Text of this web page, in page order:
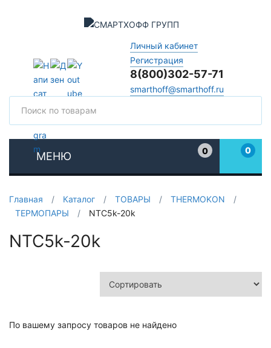
Личный кабинет
Регистрация
8(800)302-57-71
smarthoff@smarthoff.ru
МЕНЮ
0
0
Главная / Каталог / ТОВАРЫ / THERMOKON
/
ТЕРМОПАРЫ
/ NTC5k-20k
NTC5k-20k
По вашему запросу товаров не найдено